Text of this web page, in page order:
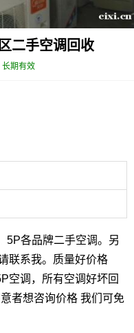
二手空调回收
长期有效
5P各品牌二手空调。另
联系我。质量好价格
空调，所有空调好坏回
者想咨询价格 我们可免